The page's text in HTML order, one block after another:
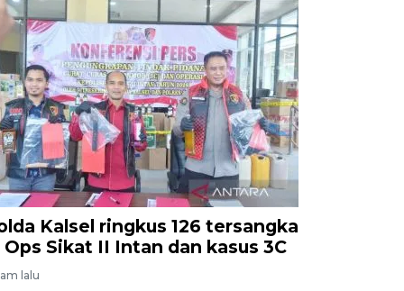
Kalsel ringkus 126 tersangka
Ops Sikat II Intan dan kasus 3C
lalu